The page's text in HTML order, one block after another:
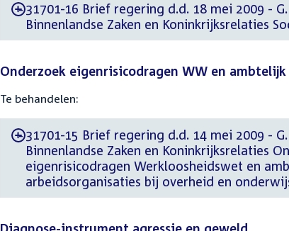
-31701-16 Brief regering d.d. 18 mei 2009 -
Binnenlandse Zaken en Koninkrijksrelaties
Onderzoek eigenrisicodragen WW en
Te behandelen:
-31701-15 Brief regering d.d. 14 mei 2009 -
Binnenlandse Zaken en Koninkrijksrelaties
eigenrisicodragen Werkloosheidswet en
arbeidsorganisaties bij overheid en